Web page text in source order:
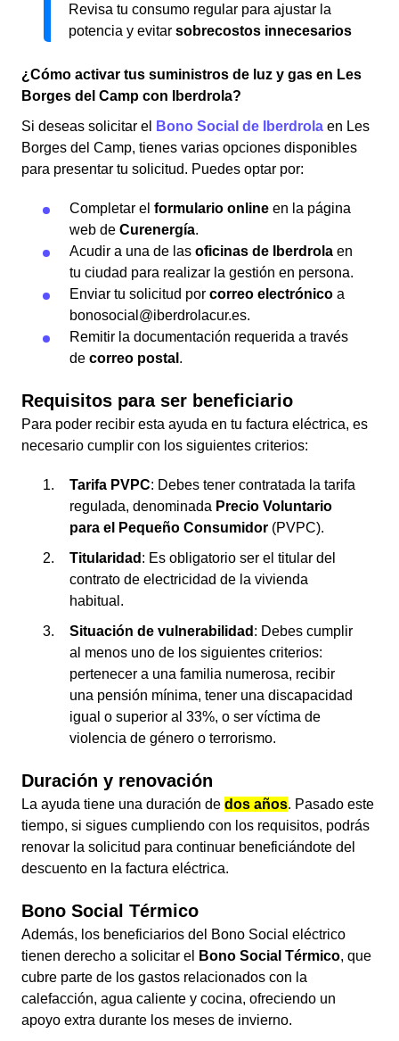
Revisa tu consumo regular para ajustar la
potencia y evitar sobrecostos innecesarios
¿Cómo activar tus suministros de luz y gas en Les
Borges del Camp con Iberdrola?
Si deseas solicitar el
Bono Social de Iberdrola en Les
Borges del Camp, tienes varias opciones disponibles
para presentar tu solicitud. Puedes optar por:
Completar el formulario online en la página
web de Curenergía.
Acudir a una de las oficinas de Iberdrola en
tu ciudad para realizar la gestión en persona.
Enviar tu solicitud por correo electrónico a
bonosocial@iberdrolacur.es.
Remitir la documentación requerida a través
de correo postal .
Requisitos para ser beneficiario
Para poder recibir esta ayuda en tu factura eléctrica, es
necesario cumplir con los siguientes criterios:
Tarifa PVPC: Debes tener contratada la tarifa
regulada, denominada Precio Voluntario
para el Pequeño Consumidor (PVPC).
Titularidad : Es obligatorio ser el titular del
contrato de electricidad de la vivienda
habitual.
Situación de vulnerabilidad : Debes cumplir
al menos uno de los siguientes criterios:
pertenecer a una familia numerosa, recibir
una pensión mínima, tener una discapacidad
igual o superior al 33%, o ser víctima de
violencia de género o terrorismo.
Duración y renovación
La ayuda tiene una duración de dos años. Pasado este
tiempo, si sigues cumpliendo con los requisitos, podrás
renovar la solicitud para continuar beneficiándote del
descuento en la factura eléctrica.
Bono Social Térmico
Además, los beneficiarios del Bono Social eléctrico
tienen derecho a solicitar el
Bono Social Térmico, que
cubre parte de los gastos relacionados con la
calefacción, agua caliente y cocina, ofreciendo un
apoyo extra durante los meses de invierno.